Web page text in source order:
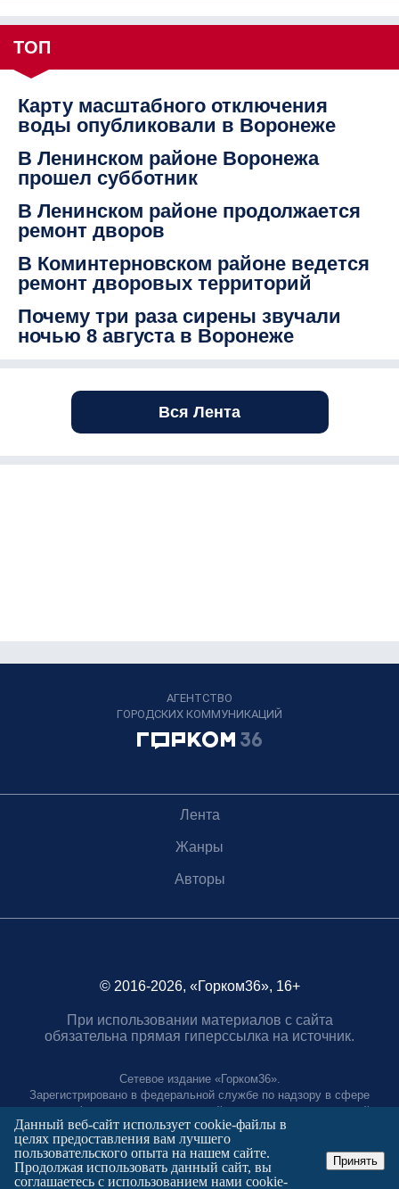
ТОП
Карту масштабного отключения
воды опубликовали в Воронеже
В Ленинском районе Воронежа
прошел субботник
В Ленинском районе продолжается
ремонт дворов
В Коминтерновском районе ведется
ремонт дворовых территорий
Почему три раза сирены звучали
ночью 8 августа в Воронеже
Вся Лента
АГЕНТСТВО
ГОРОДСКИХ КОММУНИКАЦИЙ
Лента
Жанры
Авторы
© 2016-2026, «Горком36», 16+
При использовании материалов с сайта
обязательна прямая гиперссылка на источник.
Сетевое издание «Горком36».
Зарегистрировано в федеральной службе по надзору в сфере
связи, информационных технологий и массовых коммуникаций.
Регистрационный номер ЭЛ № ФС77-88966 от 21 января 2025 г.
Учредитель: Муниципальное автономное учреждение "Агентство
городских коммуникаций"
Главный редактор:
Данный веб-сайт использует cookie-файлы в
целях предоставления вам лучшего
пользовательского опыта на нашем сайте.
Продолжая использовать данный сайт, вы
соглашаетесь с использованием нами cookie-
Принять